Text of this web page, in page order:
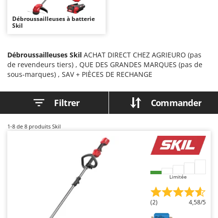
Autolaveuses
Autres produits
Balayeuses
Bancs de scie pour le bois - Scies à bûches
Barbecues
Bennes pour tracteur
Brosses pour sols extérieurs
Brouettes à moteur
Broyeurs à axe horizontal pour tracteur
Broyeurs de branches et végétaux
Butteurs pour tracteur
Chargeurs de batterie - Démarreurs
Charrues pour tracteur
Ambrogio Robot
Annovi Reverberi
Archman
Arco
Ardes
Ariete
Artus
Débroussailleuses à batterie
Skil
Débroussailleuses Skil ACHAT DIRECT CHEZ AGRIEURO (pas
de revendeurs tiers) , QUE DES GRANDES MARQUES (pas de
sous-marques) , SAV + PIÈCES DE RECHANGE
Filtrer Commander
1-8 de 8 produits Skil
Limitée
(2) 4,58/5